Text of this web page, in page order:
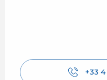
+33